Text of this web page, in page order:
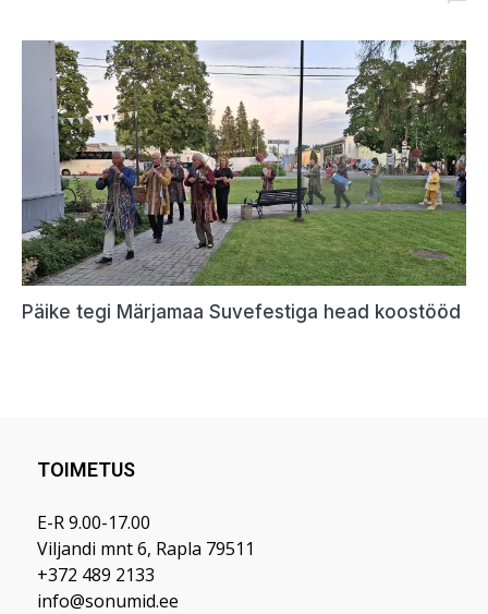
TOIMETUS
E-R 9.00-17.00
Viljandi mnt 6, Rapla 79511
+372 489 2133
info@sonumid.ee